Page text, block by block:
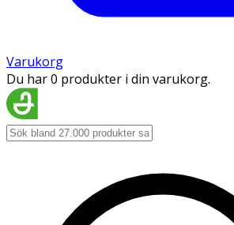
Varukorg
Du har 0 produkter i din varukorg.